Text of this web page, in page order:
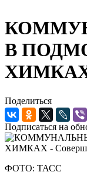
В
Поделиться
Подписаться на
ФОТО: ТАСС